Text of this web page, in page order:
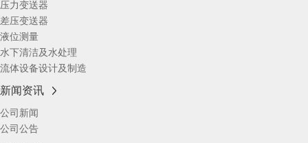
压力变送器
差压变送器
液位测量
水下清洁及水处理
流体设备设计及制造
新闻资讯
公司新闻
公司公告